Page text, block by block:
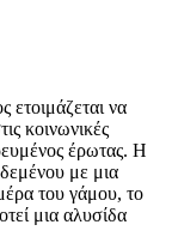
ετοιμάζεται να
κοινωνικές
έρωτας. Η
με μια
του γάμου, το
μια αλυσίδα